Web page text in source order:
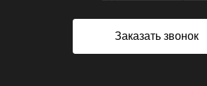
Заказать звонок